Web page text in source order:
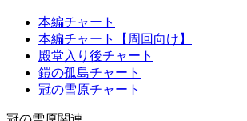
本編チャート
本編チャート【周回向け】
殿堂入り後チャート
鎧の孤島チャート
冠の雪原チャート